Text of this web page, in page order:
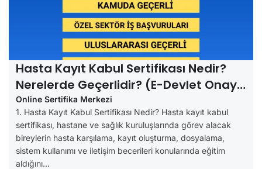
Hasta Kayıt Kabul Sertifikası Nedir?
Nerelerde Geçerlidir? (e-Devlet Onaylı
Rehber)
Online Sertifika Merkezi
1. Hasta Kayıt Kabul Sertifikası Nedir? Hasta kayıt kabul
sertifikası, hastane ve sağlık kuruluşlarında görev alacak
bireylerin hasta karşılama, kayıt oluşturma, dosyalama,
sistem kullanımı ve iletişim becerileri konularında eğitim
aldığını...